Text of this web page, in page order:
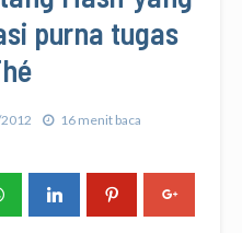
purna tugas
16 menit baca